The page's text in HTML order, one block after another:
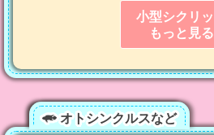
小型シクリ
もっと見る
オトシンクルスなど